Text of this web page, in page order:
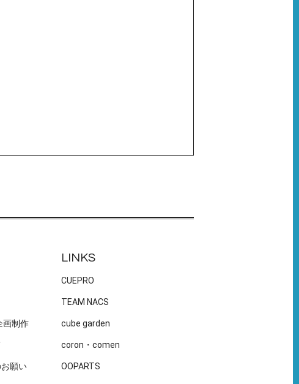
画制作
願い
LINKS
CUEPRO
TEAM NACS
cube garden
coron・comen
OOPARTS